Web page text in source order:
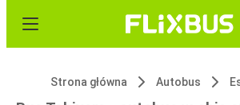
Strona główna Autobus